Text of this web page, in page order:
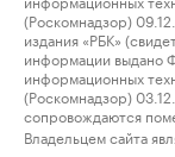
(Роскомнадзор)
издания «РБК»
информации выдано
информационных
(Роскомнадзор)
сопровождаются
Владельцем сайта